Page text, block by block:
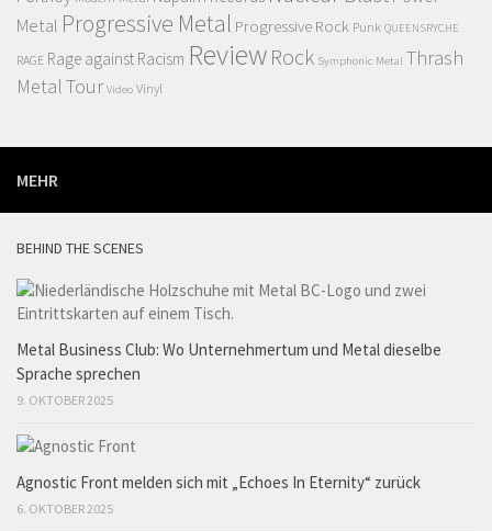
Metal Progressive Metal Progressive Rock Punk QUEENSRYCHE
RAGE Rage against Racism Review Rock Symphonic Metal Thrash
MetalTour Video Vinyl
MEHR
BEHIND THE SCENES
Metal Business Club: Wo Unternehmertum und Metal dieselbe
Sprache sprechen
9. OKTOBER 2025
Agnostic Front melden sich mit „Echoes In Eternity“ zurück
6. OKTOBER 2025